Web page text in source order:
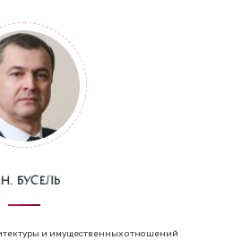
Бусель
и имущественных отношений